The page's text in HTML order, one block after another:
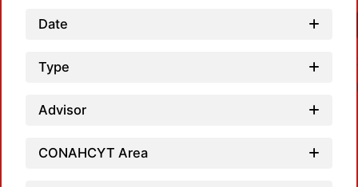
Date
Type
Advisor
CONAHCYT Area